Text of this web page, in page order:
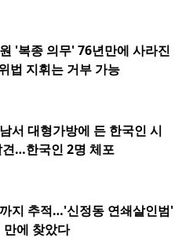
'복종 의무' 76년만에 사라진
법 지휘는 거부 가능
서 대형가방에 든 한국인 시
…한국인 2명 체포
지 추적…'신정동 연쇄살인범'
만에 찾았다